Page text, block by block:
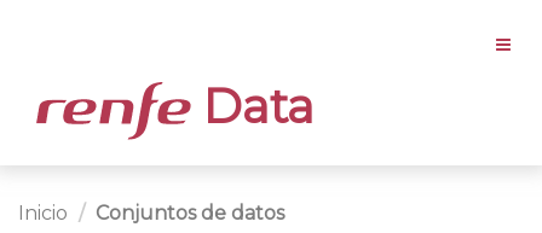
Data
Inicio Conjuntos de datos